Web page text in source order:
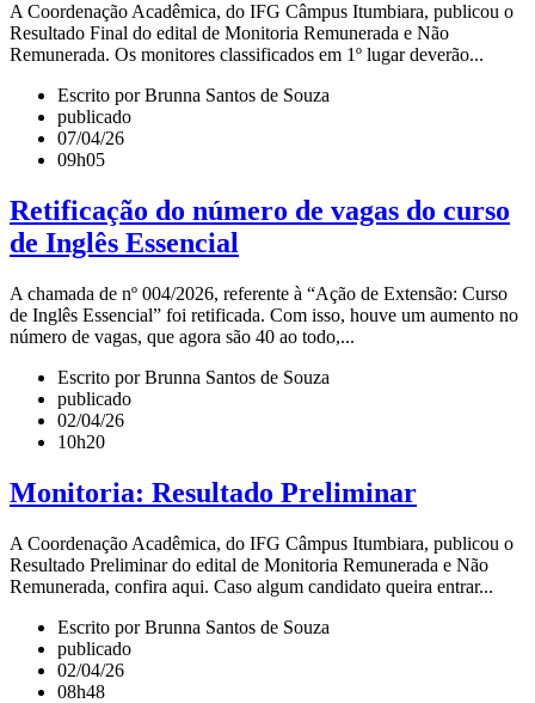
A Coordenação Acadêmica, do IFG Câmpus Itumbiara, publicou o
Resultado Final do edital de Monitoria Remunerada e Não
Remunerada. Os monitores classificados em 1º lugar deverão...
Escrito por Brunna Santos de Souza
publicado
07/04/26
09h05
Retificação do número de vagas do curso
de Inglês Essencial
A chamada de nº 004/2026, referente à “Ação de Extensão: Curso
de Inglês Essencial” foi retificada. Com isso, houve um aumento no
número de vagas, que agora são 40 ao todo,...
Escrito por Brunna Santos de Souza
publicado
02/04/26
10h20
Monitoria: Resultado Preliminar
A Coordenação Acadêmica, do IFG Câmpus Itumbiara, publicou o
Resultado Preliminar do edital de Monitoria Remunerada e Não
Remunerada, confira aqui. Caso algum candidato queira entrar...
Escrito por Brunna Santos de Souza
publicado
02/04/26
08h48